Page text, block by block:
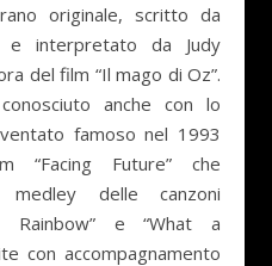
originale, scritto da
interpretato da Judy
del film “Il mago di Oz”.
anche con lo
famoso nel 1993
“Facing Future” che
delle canzoni
Rainbow” e “What a
con accompagnamento